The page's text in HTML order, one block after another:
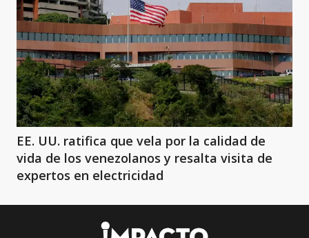
EE. UU. ratifica que vela por la calidad de
vida de los venezolanos y resalta visita de
expertos en electricidad